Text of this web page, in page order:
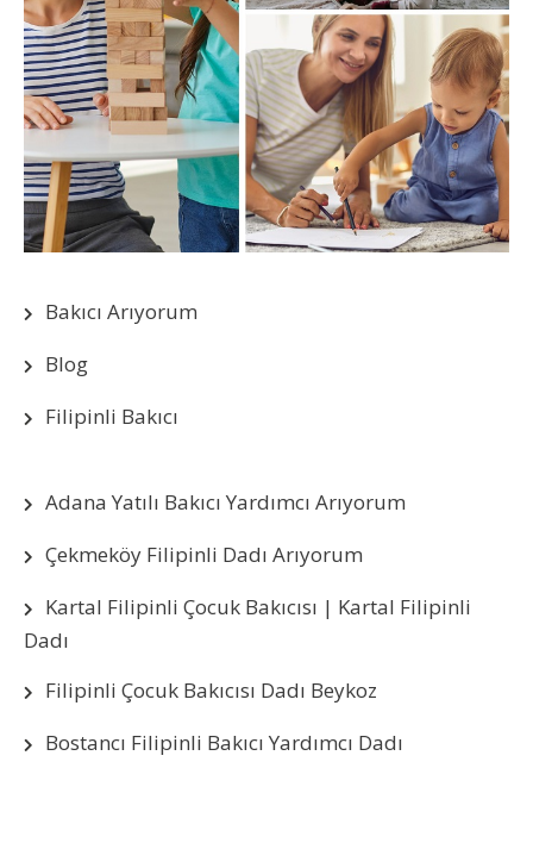
Bakıcı Arıyorum
Blog
Filipinli Bakıcı
Adana Yatılı Bakıcı Yardımcı Arıyorum
Çekmeköy Filipinli Dadı Arıyorum
Kartal Filipinli Çocuk Bakıcısı | Kartal Filipinli
Dadı
Filipinli Çocuk Bakıcısı Dadı Beykoz
Bostancı Filipinli Bakıcı Yardımcı Dadı